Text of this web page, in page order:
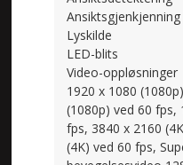
Ansiktsgjenkjenning
Lyskilde
LED-blits
Video-oppløsninger
1920 x 1080
(1080p) ved 60 fps,
fps, 3840 x 2160
(4K) ved 60 fps,